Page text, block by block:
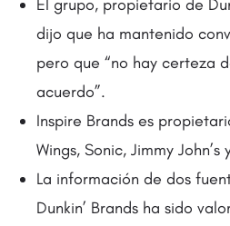
El grupo, propietario de
dijo que ha mantenido
pero que “no hay certeza
acuerdo”.
Inspire Brands es
Wings, Sonic, Jimmy John’s
La información de dos
Dunkin’ Brands ha sido